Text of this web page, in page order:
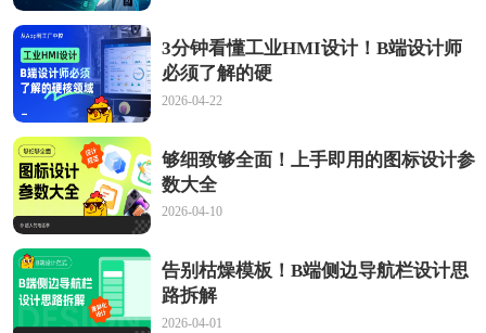
3分钟看懂工业HMI设计！B端设计师
必须了解的硬
2026-04-22
够细致够全面！上手即用的图标设计参
数大全
2026-04-10
告别枯燥模板！B端侧边导航栏设计思
路拆解
2026-04-01